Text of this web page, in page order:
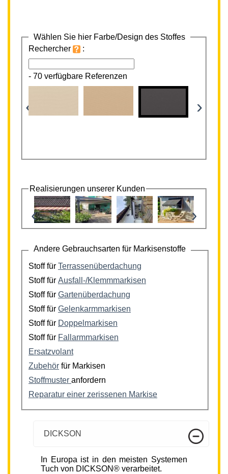
Wählen Sie hier Farbe/Design des Stoffes
Rechercher
:
- 70 verfügbare Referenzen
‹ ›
Realisierungen unserer Kunden
‹ ›
Andere Gebrauchsarten für Markisenstoffe
Stoff für Terrassenüberdachung
Stoff für Ausfall-/Klemmmarkisen
Stoff für Gartenüberdachung
Stoff für Gelenkarmmarkisen
Stoff für Doppelmarkisen
Stoff für Fallarmmarkisen
Ersatzvolant
Zubehör für Markisen
Stoffmuster anfordern
Reparatur einer zerissenen Markise
DICKSON
In Europa ist in den meisten Systemen
Tuch von DICKSON® verarbeitet.